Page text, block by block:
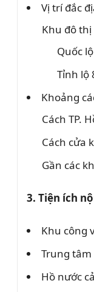
Vị trí đắc
Khu đô
Quốc
Tỉnh lộ
Khoảng
Cách TP.
Cách cửa
Gần các
3. Tiện ích
Khu công
Trung
Hồ nước